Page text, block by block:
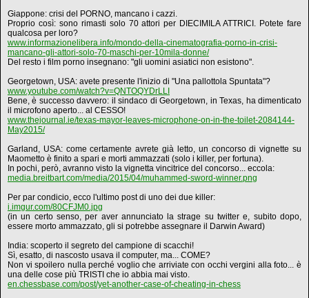
Giappone: crisi del PORNO, mancano i cazzi.
Proprio così: sono rimasti solo 70 attori per DIECIMILA ATTRICI. Potete fare
qualcosa per loro?
www.informazionelibera.info/mondo-della-cinematografia-porno-in-crisi-
mancano-gli-attori-solo-70-maschi-per-10mila-donne/
Del resto i film porno insegnano: "gli uomini asiatici non esistono".
Georgetown, USA: avete presente l'inizio di "Una pallottola Spuntata"?
www.youtube.com/watch?v=QNTOQYDrLLI
Bene, è successo davvero: il sindaco di Georgetown, in Texas, ha dimenticato
il microfono aperto... al CESSO!
www.thejournal.ie/texas-mayor-leaves-microphone-on-in-the-toilet-2084144-
May2015/
Garland, USA: come certamente avrete già letto, un concorso di vignette su
Maometto è finito a spari e morti ammazzati (solo i killer, per fortuna).
In pochi, però, avranno visto la vignetta vincitrice del concorso... eccola:
media.breitbart.com/media/2015/04/muhammed-sword-winner.png
Per par condicio, ecco l'ultimo post di uno dei due killer:
i.imgur.com/80CFJM0.jpg
(in un certo senso, per aver annunciato la strage su twitter e, subito dopo,
essere morto ammazzato, gli si potrebbe assegnare il Darwin Award)
India: scoperto il segreto del campione di scacchi!
Sì, esatto, di nascosto usava il computer, ma... COME?
Non vi spoilero nulla perché voglio che arriviate con occhi vergini alla foto... è
una delle cose più TRISTI che io abbia mai visto.
en.chessbase.com/post/yet-another-case-of-cheating-in-chess